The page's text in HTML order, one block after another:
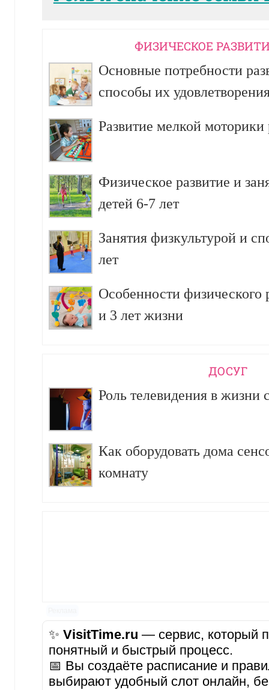
ФИЗИЧЕСКОЕ
Основные потребности
способы их
Развитие мелкой моторики
Физическое развитие и
детей 6-7 лет
Занятия физкультурой и
лет
Особенности физического
и 3 лет жизни
ДОСУГ
Роль телевидения в жизни
Как оборудовать дома
комнату
✨ VisitTime.ru — сервис, который
понятный и быстрый процесс.
📅 Вы создаёте расписание и
выбирают удобный слот онлайн,